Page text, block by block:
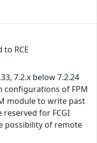
RCE
7.2.x below 7.2.24
configurations of FPM
module to write past
for FCGI
possibility of remote